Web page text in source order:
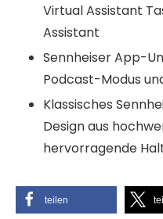
Virtual Assistant
Assistant
Sennheiser App-
Podcast-Modus
Klassisches
Design aus
hervorragende
teilen